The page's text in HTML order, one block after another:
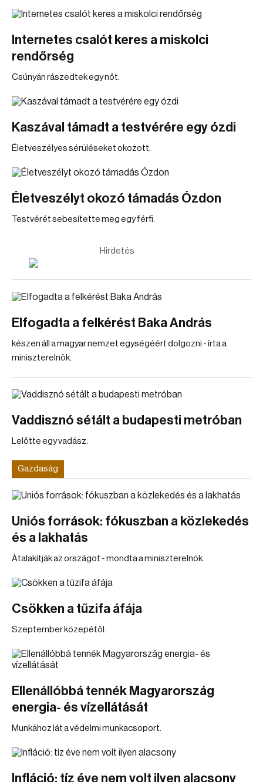
Internetes csalót keres a miskolci
rendőrség
Csúnyán rászedtek egy nőt.
Kaszával támadt a testvérére egy ózdi
Életveszélyes sérüléseket okozott.
Életveszélyt okozó támadás Ózdon
Testvérét sebesítette meg egy férfi.
Hirdetés
Elfogadta a felkérést Baka András
készen áll a magyar nemzet egységéért dolgozni - írta a
miniszterelnök.
Vaddisznó sétált a budapesti metróban
Lelőtte egy vadász.
Gazdaság
Uniós források: fókuszban a közlekedés
és a lakhatás
Átalakítják az országot - mondta a miniszterelnök.
Csökken a tűzifa áfája
Szeptember közepétől.
Ellenállóbbá tennék Magyarország
energia- és vízellátását
Munkához lát a védelmi munkacsoport.
Infláció: tíz éve nem volt ilyen alacsony